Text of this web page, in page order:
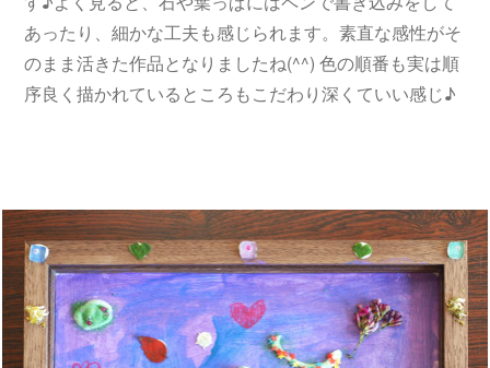
あったり、細かな工夫も感じられます。素直な感性がそ
のまま活きた作品となりましたね(^^) 色の順番も実は順
序良く描かれているところもこだわり深くていい感じ♪